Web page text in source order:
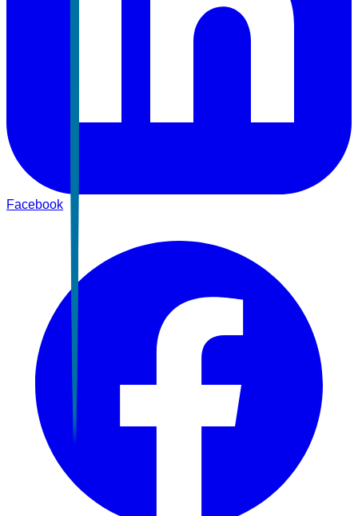
Facebook